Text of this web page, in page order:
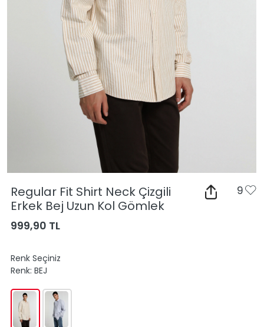
Regular Fit Shirt Neck Çizgili
Erkek Bej Uzun Kol Gömlek
9
999,90 TL
Renk Seçiniz
Renk: BEJ